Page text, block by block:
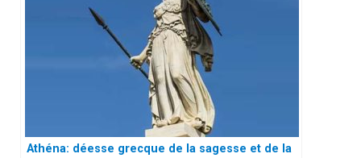
Athéna: déesse grecque de la sagesse et de la